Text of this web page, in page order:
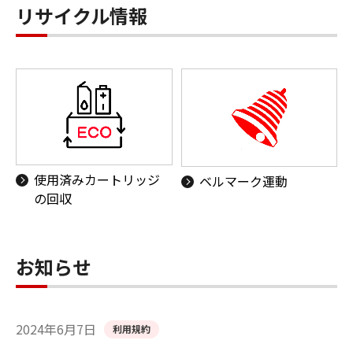
リサイクル情報
使用済みカートリッジ
の回収
ベルマーク運動
お知らせ
2024年6月7日 利用規約